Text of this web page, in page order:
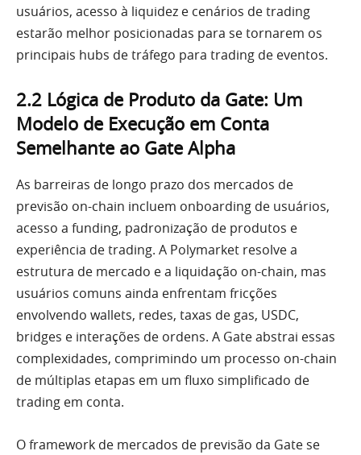
usuários, acesso à liquidez e cenários de trading
estarão melhor posicionadas para se tornarem os
principais hubs de tráfego para trading de eventos.
2.2 Lógica de Produto da Gate: Um
Modelo de Execução em Conta
Semelhante ao Gate Alpha
As barreiras de longo prazo dos mercados de
previsão on-chain incluem onboarding de usuários,
acesso a funding, padronização de produtos e
experiência de trading. A Polymarket resolve a
estrutura de mercado e a liquidação on-chain, mas
usuários comuns ainda enfrentam fricções
envolvendo wallets, redes, taxas de gas, USDC,
bridges e interações de ordens. A Gate abstrai essas
complexidades, comprimindo um processo on-chain
de múltiplas etapas em um fluxo simplificado de
trading em conta.
O framework de mercados de previsão da Gate se